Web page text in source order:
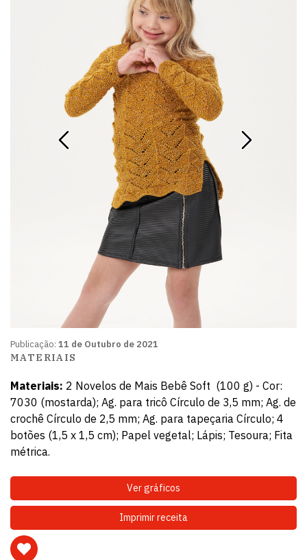
Publicação: 11 de Outubro de 2021
MATERIAIS
Materiais: 2 Novelos de Mais Bebê Soft (100 g) - Cor:
7030 (mostarda); Ag. para tricô Círculo de 3,5 mm; Ag. de
crochê Círculo de 2,5 mm; Ag. para tapeçaria Círculo; 4
botões (1,5 x 1,5 cm); Papel vegetal; Lápis; Tesoura; Fita
métrica.
Ver gráficos
Imprimir receita